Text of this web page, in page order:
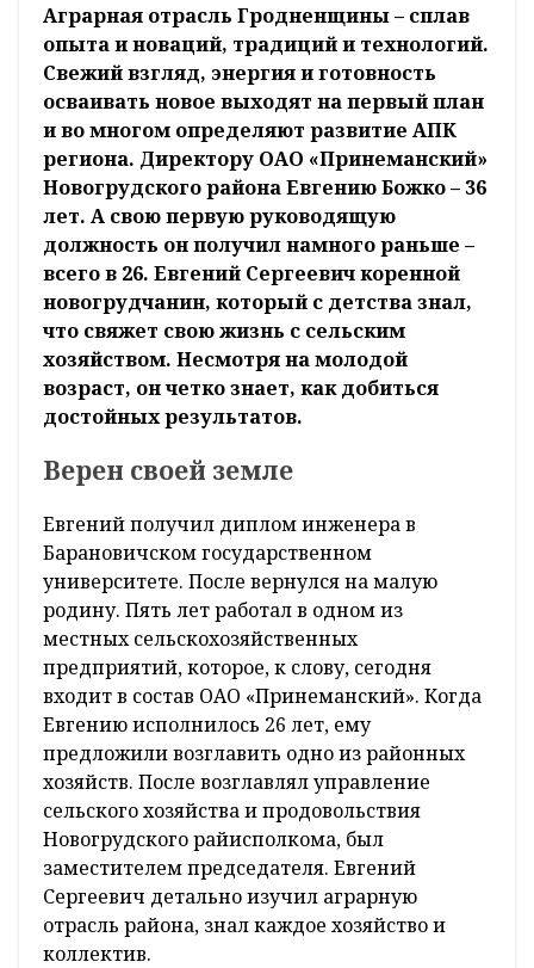
Аграрная отрасль Гродненщины – сплав
опыта и новаций, традиций и технологий.
Свежий взгляд, энергия и готовность
осваивать новое выходят на первый план
и во многом определяют развитие АПК
региона. Директору ОАО «Принеманский»
Новогрудского района Евгению Божко – 36
лет. А свою первую руководящую
должность он получил намного раньше –
всего в 26. Евгений Сергеевич коренной
новогрудчанин, который с детства знал,
что свяжет свою жизнь с сельским
хозяйством. Несмотря на молодой
возраст, он четко знает, как добиться
достойных результатов.
Верен своей земле
Евгений получил диплом инженера в
Барановичском государственном
университете. После вернулся на малую
родину. Пять лет работал в одном из
местных сельскохозяйственных
предприятий, которое, к слову, сегодня
входит в состав ОАО «Принеманский». Когда
Евгению исполнилось 26 лет, ему
предложили возглавить одно из районных
хозяйств. После возглавлял управление
сельского хозяйства и продовольствия
Новогрудского райисполкома, был
заместителем председателя. Евгений
Сергеевич детально изучил аграрную
отрасль района, знал каждое хозяйство и
коллектив.